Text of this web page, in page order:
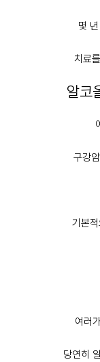
몇
치료
알코
구강
기본
여러
당연히